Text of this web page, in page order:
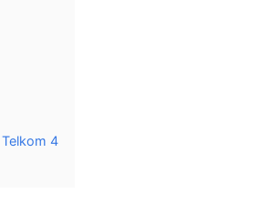
4